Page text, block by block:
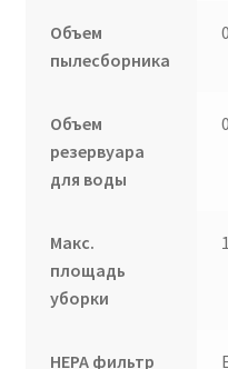
Объем
пылесборника
Объем
резервуара
для воды
Макс.
площадь
уборки
НЕРА фильтр